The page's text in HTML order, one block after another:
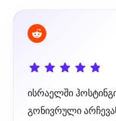
ისრაელში
გონივრული